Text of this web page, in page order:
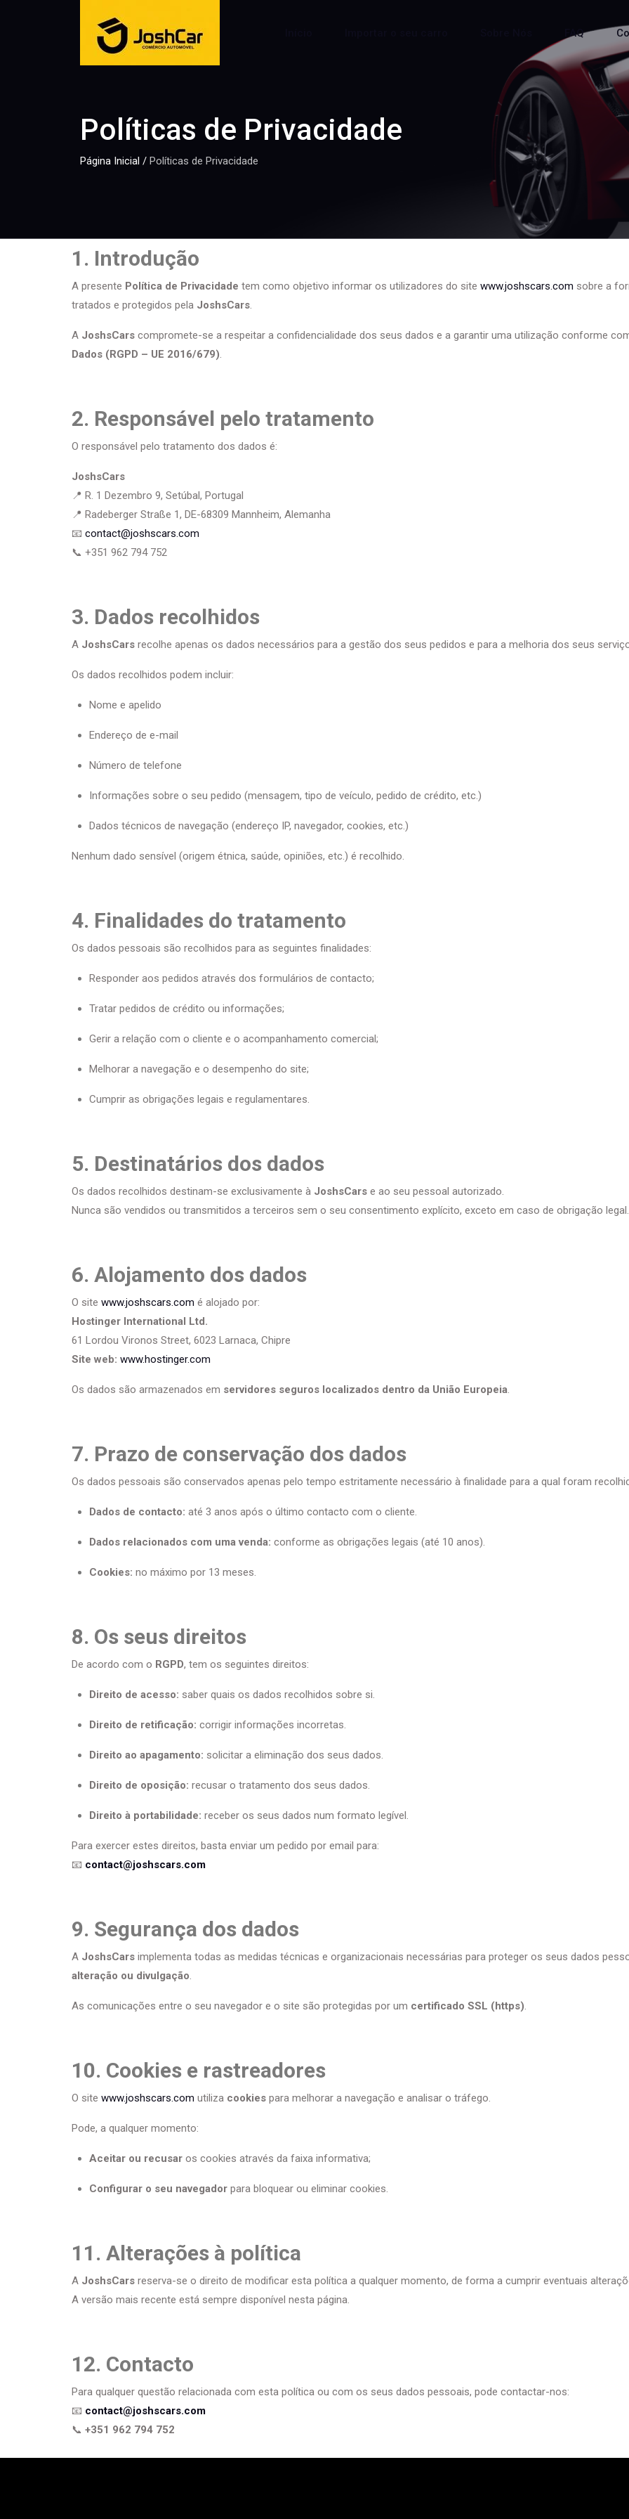
FAQ
Políticas de Privacidade
Página Inicial / Políticas de Privacidade
1. Introdução
A presente Política de Privacidade tem como objetivo informar os utilizadores do site www.joshscars.com sobre a
tratados e protegidos pela JoshsCars.
A JoshsCars compromete-se a respeitar a confidencialidade dos seus dados e a garantir uma utilização conforme
Dados (RGPD – UE 2016/679).
2. Responsável pelo tratamento
O responsável pelo tratamento dos dados é:
JoshsCars
📍 R. 1 Dezembro 9, Setúbal, Portugal
📍 Radeberger Straße 1, DE-68309 Mannheim, Alemanha
📧 contact@joshscars.com
📞 +351 962 794 752
3. Dados recolhidos
A JoshsCars recolhe apenas os dados necessários para a gestão dos seus pedidos e para a melhoria dos seus
Os dados recolhidos podem incluir:
Nome e apelido
Endereço de e-mail
Número de telefone
Informações sobre o seu pedido (mensagem, tipo de veículo, pedido de crédito, etc.)
Dados técnicos de navegação (endereço IP, navegador, cookies, etc.)
Nenhum dado sensível (origem étnica, saúde, opiniões, etc.) é recolhido.
4. Finalidades do tratamento
Os dados pessoais são recolhidos para as seguintes finalidades:
Responder aos pedidos através dos formulários de contacto;
Tratar pedidos de crédito ou informações;
Gerir a relação com o cliente e o acompanhamento comercial;
Melhorar a navegação e o desempenho do site;
Cumprir as obrigações legais e regulamentares.
5. Destinatários dos dados
Os dados recolhidos destinam-se exclusivamente à JoshsCars e ao seu pessoal autorizado.
Nunca são vendidos ou transmitidos a terceiros sem o seu consentimento explícito, exceto em caso de obrigação legal.
6. Alojamento dos dados
O site www.joshscars.com é alojado por:
Hostinger International Ltd.
61 Lordou Vironos Street, 6023 Larnaca, Chipre
Site web: www.hostinger.com
Os dados são armazenados em servidores seguros localizados dentro da União Europeia.
7. Prazo de conservação dos dados
Os dados pessoais são conservados apenas pelo tempo estritamente necessário à finalidade para a qual foram
Dados de contacto: até 3 anos após o último contacto com o cliente.
Dados relacionados com uma venda: conforme as obrigações legais (até 10 anos).
Cookies: no máximo por 13 meses.
8. Os seus direitos
De acordo com o RGPD, tem os seguintes direitos:
Direito de acesso: saber quais os dados recolhidos sobre si.
Direito de retificação: corrigir informações incorretas.
Direito ao apagamento: solicitar a eliminação dos seus dados.
Direito de oposição: recusar o tratamento dos seus dados.
Direito à portabilidade: receber os seus dados num formato legível.
Para exercer estes direitos, basta enviar um pedido por email para:
📧 contact@joshscars.com
9. Segurança dos dados
A JoshsCars implementa todas as medidas técnicas e organizacionais necessárias para proteger os seus dados
alteração ou divulgação.
As comunicações entre o seu navegador e o site são protegidas por um certificado SSL (https).
10. Cookies e rastreadores
O site www.joshscars.com utiliza cookies para melhorar a navegação e analisar o tráfego.
Pode, a qualquer momento:
Aceitar ou recusar os cookies através da faixa informativa;
Configurar o seu navegador para bloquear ou eliminar cookies.
11. Alterações à política
A JoshsCars reserva-se o direito de modificar esta política a qualquer momento, de forma a cumprir eventuais
A versão mais recente está sempre disponível nesta página.
12. Contacto
Para qualquer questão relacionada com esta política ou com os seus dados pessoais, pode contactar-nos:
📧 contact@joshscars.com
📞 +351 962 794 752